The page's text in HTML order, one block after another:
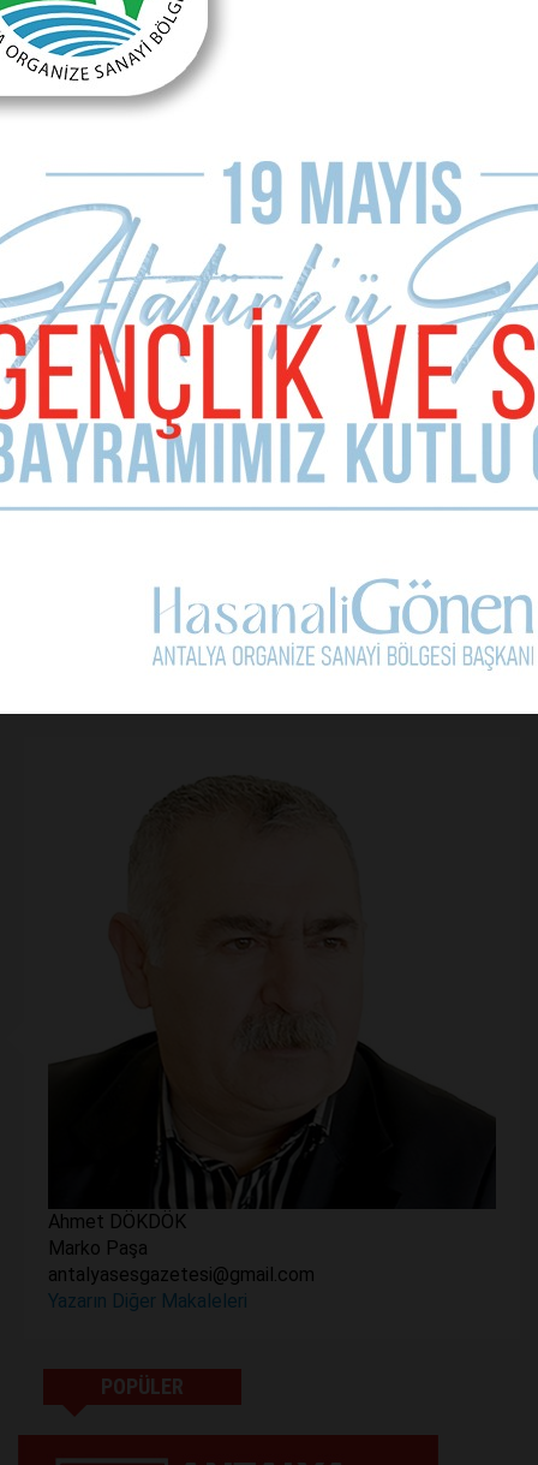
E-mail Adresiniz (zorunlu değil)
Telefon (zorunlu değil)
Yorumunuz
Kullanım Koşullarını Kabul Ediyorum.
Ahmet DÖKDÖK
Marko Paşa
antalyasesgazetesi@gmail.com
Yazarın Diğer Makaleleri
POPÜLER